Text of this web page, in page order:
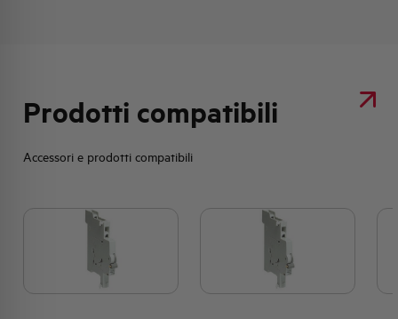
Prodotti compatibili
Accessori e prodotti compatibili